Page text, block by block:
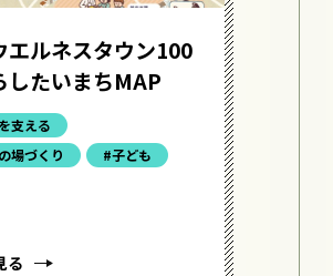
エルネスタウン100
したいまちMAP
支える
場づくり
#子ども
る